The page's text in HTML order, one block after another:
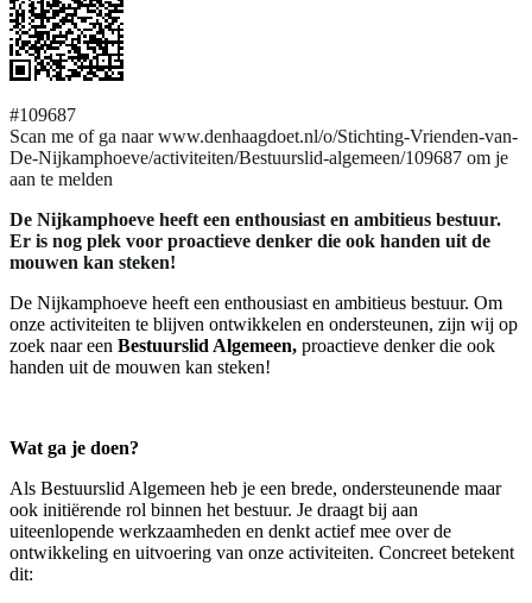
#109687
Scan me of ga naar www.denhaagdoet.nl/o/Stichting-Vrienden-van-
De-Nijkamphoeve/activiteiten/Bestuurslid-algemeen/109687 om je
aan te melden
De Nijkamphoeve heeft een enthousiast en ambitieus bestuur.
Er is nog plek voor proactieve denker die ook handen uit de
mouwen kan steken!
De Nijkamphoeve heeft een enthousiast en ambitieus bestuur. Om
onze activiteiten te blijven ontwikkelen en ondersteunen, zijn wij op
zoek naar een Bestuurslid Algemeen, proactieve denker die ook
handen uit de mouwen kan steken!
Wat ga je doen?
Als Bestuurslid Algemeen heb je een brede, ondersteunende maar
ook initiërende rol binnen het bestuur. Je draagt bij aan
uiteenlopende werkzaamheden en denkt actief mee over de
ontwikkeling en uitvoering van onze activiteiten. Concreet betekent
dit: